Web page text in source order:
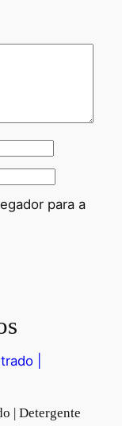
para a
| Detergente